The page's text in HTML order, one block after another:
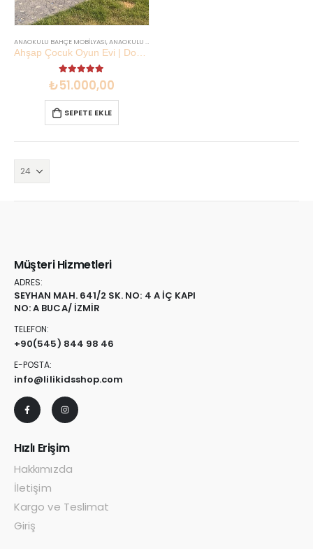
ANAOKULU BAHÇE MOBILYASI,ANAOKULU MOBILYASI
5.00 out of 5
₺51.000,00
SEPETE EKLE
Müşteri Hizmetleri
ADRES:
SEYHAN MAH. 641/2 SK. NO: 4 A İÇ KAPI
NO: A BUCA/ İZMİR
TELEFON:
+90(545) 844 98 46
E-POSTA:
info@lilikidsshop.com
Hızlı Erişim
Hakkımızda
İletişim
Kargo ve Teslimat
Giriş